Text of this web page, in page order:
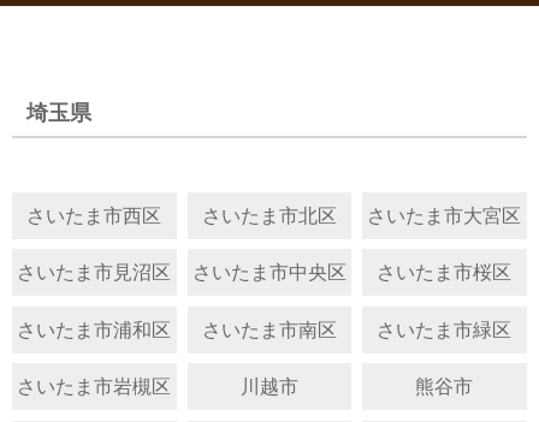
埼玉県
さいたま市西区 さいたま市北区 さいたま市大宮区
さいたま市見沼区 さいたま市中央区 さいたま市桜区
さいたま市浦和区 さいたま市南区 さいたま市緑区
さいたま市岩槻区 川越市 熊谷市